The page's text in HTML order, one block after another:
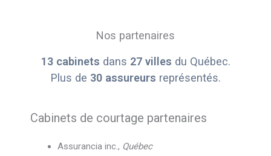
Nos partenaires
13 cabinets dans 27 villes du Québec.
Plus de 30 assureurs représentés.
Cabinets de courtage partenaires
Assurancia inc., Québec